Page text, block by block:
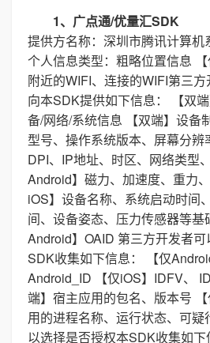
1、广点通/优量汇SDK
提供方名称：深圳市腾讯计算机
个人信息类型：粗略位置信息 【
附近的WIFI、连接的WIFI第三
向本SDK提供如下信息： 【双
备/网络/系统信息 【双端】设备
型号、操作系统版本、屏幕分
DPI、IP地址、时区、网络类型
Android】磁力、加速度、重力
iOS】设备名称、系统启动时间
间、设备姿态、压力传感器等基
Android】OAID 第三方开发者
SDK收集如下信息： 【仅
Android_ID 【仅iOS】IDFV、
端】宿主应用的包名、版本号
用的进程名称、运行状态、可
以选择是否授权本SDK收集如